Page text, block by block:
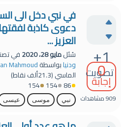
+1
تصويت
0
إجابة
909مشاهدات
في نبي دخل الى
دعوى كاذبة
العزيز ...
سُئلمايو 28، 2020 في
ودنيابواسطةMahmoud
الماسي(21.3ألف
نقاط)
86
154
154
نبي موسى عيسى